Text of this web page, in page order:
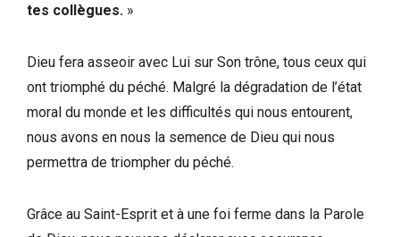
tes collègues. »
Dieu fera asseoir avec Lui sur Son trône, tous ceux qui
ont triomphé du péché. Malgré la dégradation de l’état
moral du monde et les difficultés qui nous entourent,
nous avons en nous la semence de Dieu qui nous
permettra de triompher du péché.
Grâce au Saint-Esprit et à une foi ferme dans la Parole